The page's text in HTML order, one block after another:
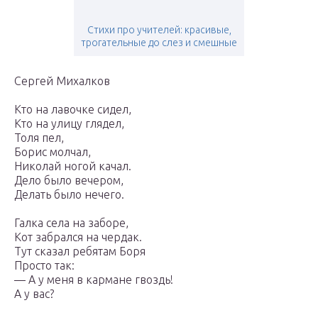
Стихи про учителей: красивые,
трогательные до слез и смешные
Сергей Михалков
Кто на лавочке сидел,
Кто на улицу глядел,
Толя пел,
Борис молчал,
Николай ногой качал.
Дело было вечером,
Делать было нечего.
Галка села на заборе,
Кот забрался на чердак.
Тут сказал ребятам Боря
Просто так:
— А у меня в кармане гвоздь!
А у вас?